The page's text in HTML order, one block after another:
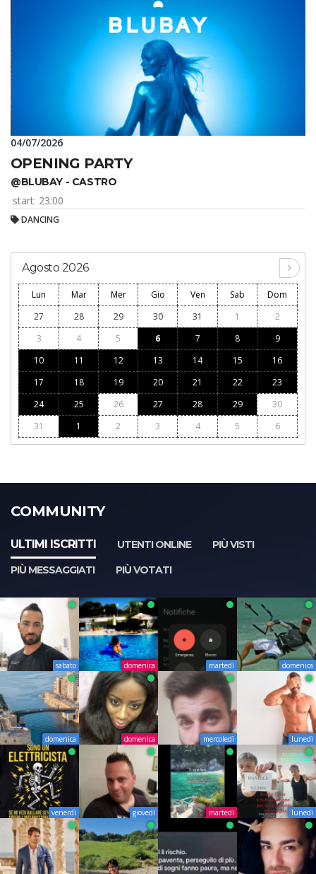
04/07/2026
OPENING PARTY
@BLUBAY - CASTRO
start: 23:00
DANCING
Agosto 2026
Lun Mar Mer Gio Ven Sab
Dom
27
28 29 30 31 1
2
3
4 5 6 7 8
9
10
11 12 13 14 15
16
17
18 19 20 21 22
23
24
25 26 27 28 29
30
31
1 2 3 4 5 6
COMMUNITY
ULTIMI ISCRITTI UTENTI ONLINE
PIÙ VISTI
PIÙ MESSAGGIATI
PIÙ VOTATI
sabato domenica martedì domenica
domenica domenica mercoledì lunedì
venerdì giovedì martedì lunedì